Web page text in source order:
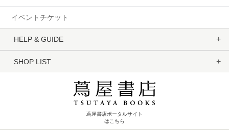
イベントチケット
HELP & GUIDE
SHOP LIST
蔦屋書店ポータルサイト
はこちら